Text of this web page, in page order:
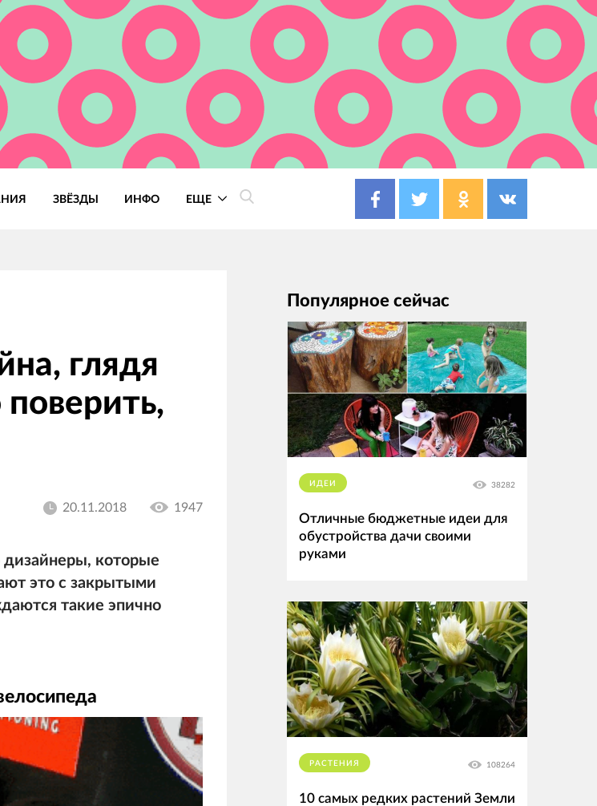
ЗВЁЗДЫ ИНФО ЕЩЕ
глядя
20.11.2018 1947
дизайнеры, которые
это с закрытыми
такие эпично
Популярное сейчас
ИДЕИ 38282
Отличные бюджетные идеи для
обустройства дачи своими
руками
РАСТЕНИЯ 108264
10 самых редких растений Земли